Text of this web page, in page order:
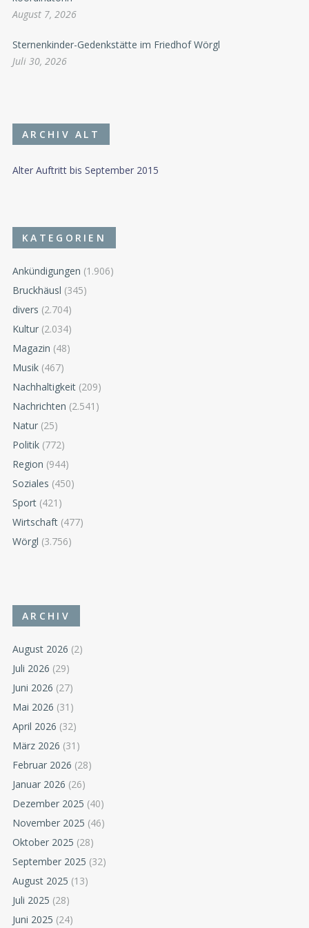
August 7, 2026
Sternenkinder-Gedenkstätte im Friedhof Wörgl
Juli 30, 2026
ARCHIV ALT
Alter Auftritt bis September 2015
KATEGORIEN
Ankündigungen (1.906)
Bruckhäusl (345)
divers (2.704)
Kultur (2.034)
Magazin (48)
Musik (467)
Nachhaltigkeit (209)
Nachrichten (2.541)
Natur (25)
Politik (772)
Region (944)
Soziales (450)
Sport (421)
Wirtschaft (477)
Wörgl (3.756)
ARCHIV
August 2026 (2)
Juli 2026 (29)
Juni 2026 (27)
Mai 2026 (31)
April 2026 (32)
März 2026 (31)
Februar 2026 (28)
Januar 2026 (26)
Dezember 2025 (40)
November 2025 (46)
Oktober 2025 (28)
September 2025 (32)
August 2025 (13)
Juli 2025 (28)
Juni 2025 (24)